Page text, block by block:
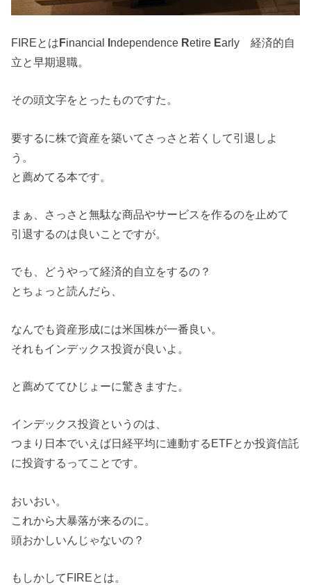
FIREとはFinancial Independence Retire Early 経済的自
立と早期退職。
その頭文字をとったものですた。
要するに株で資産を築いてさっさと若くして引退しよ
う。
と薦めてる本です。
まぁ、さっさと無駄な商品やサービスを作るのを止めて
引退するのは良いことですが。
でも、どうやって経済的自立をするの？
とちょっと読んだら、
なんでも資産形成には米国株が一番良い。
それもインデックス投資が良いよ。
と薦めててひじょーに驚きますた。
インデックス投資というのは、
つまり日本でいえば日経平均に連動するETFとか投資信託
に投資するってことです。
おいおい。
これから大暴落が来るのに。
頭おかしいんじゃないの？
もしかしてFIREとは。